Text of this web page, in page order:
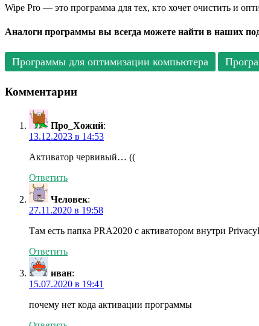
Wipe Pro — это программа для тех, кто хочет очистить и
Аналоги программы вы всегда можете найти в наших
Программы для оптимизации компьютера
Комментарии
Про_Хожий:
13.12.2023 в 14:53
Активатор червивый… ((
Ответить
Человек:
27.11.2020 в 19:58
Там есть папка PRA2020 с активатором внутри
Ответить
иван:
15.07.2020 в 19:41
почему нет кода активации программы